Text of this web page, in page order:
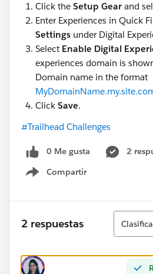
Click the Setup Gear and
Enter Experiences in Quick
Settings under Digital
Select Enable Digital
experiences domain is
Domain name in the format
Click Save.
#Trailhead Challenges
0 Me gusta
2
Compartir
Show menu
2 respuestas
Ordenar